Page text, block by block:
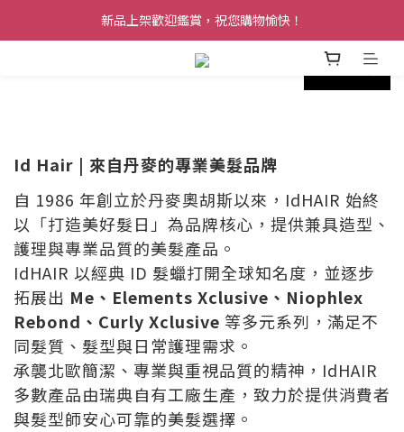
新品上架歡迎鑑賞，祝您購物愉快！
prev next
Id Hair | 來自丹麥的專業美髮品牌
自 1986 年創立於丹麥奧胡斯以來，IdHAIR 始終
以「打造美好髮日」為品牌核心，提供兼具造型、
護理與專業品質的美髮產品。
IdHAIR 以經典 ID 髮蠟打開全球知名度，並逐步
拓展出 Me、Elements Xclusive、Niophlex
Rebond、Curly Xclusive 等多元系列，滿足不
同髮質、髮型與日常護理需求。
承襲北歐簡潔、專業與重視品質的精神，IdHAIR
多數產品由瑞典自有工廠生產，致力於提供消費者
與髮型師安心可靠的美髮選擇。